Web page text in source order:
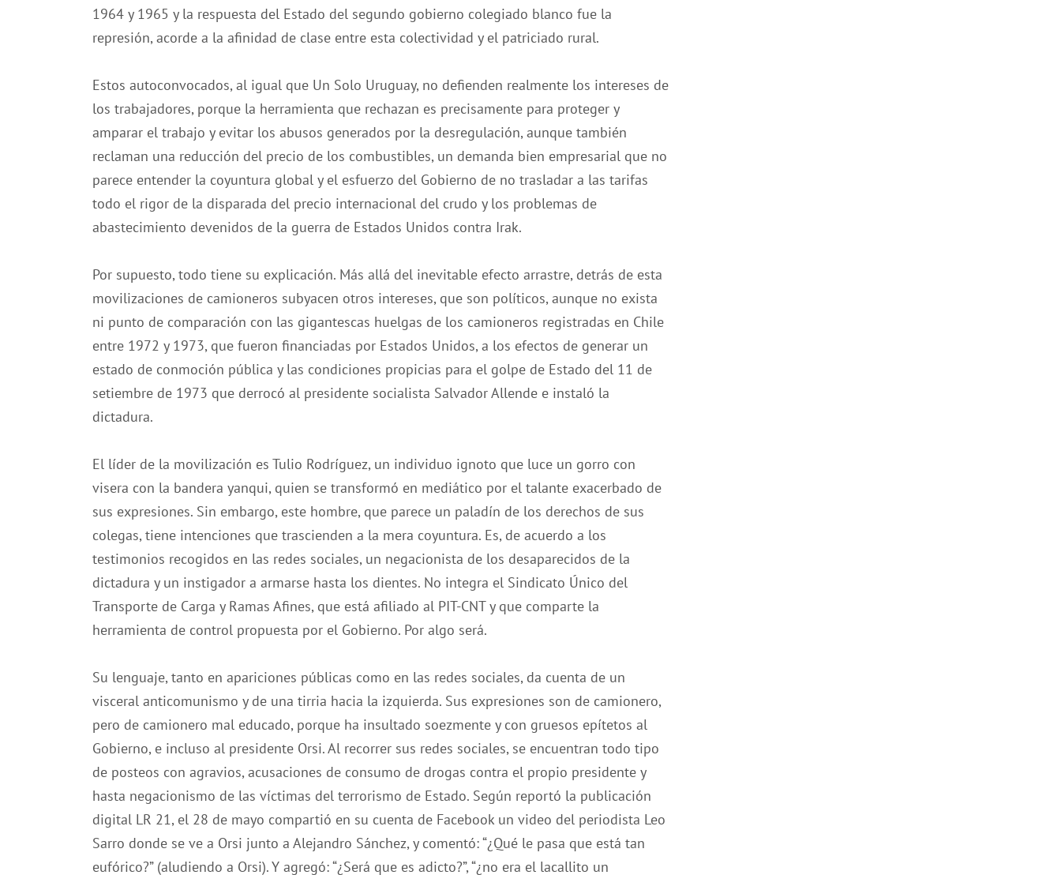
1964 y 1965 y la respuesta del Estado del segundo gobierno colegiado blanco fue la
represión, acorde a la afinidad de clase entre esta colectividad y el patriciado rural.
Estos autoconvocados, al igual que Un Solo Uruguay, no defienden realmente los intereses de
los trabajadores, porque la herramienta que rechazan es precisamente para proteger y
amparar el trabajo y evitar los abusos generados por la desregulación, aunque también
reclaman una reducción del precio de los combustibles, un demanda bien empresarial que no
parece entender la coyuntura global y el esfuerzo del Gobierno de no trasladar a las tarifas
todo el rigor de la disparada del precio internacional del crudo y los problemas de
abastecimiento devenidos de la guerra de Estados Unidos contra Irak.
Por supuesto, todo tiene su explicación. Más allá del inevitable efecto arrastre, detrás de esta
movilizaciones de camioneros subyacen otros intereses, que son políticos, aunque no exista
ni punto de comparación con las gigantescas huelgas de los camioneros registradas en Chile
entre 1972 y 1973, que fueron financiadas por Estados Unidos, a los efectos de generar un
estado de conmoción pública y las condiciones propicias para el golpe de Estado del 11 de
setiembre de 1973 que derrocó al presidente socialista Salvador Allende e instaló la
dictadura.
El líder de la movilización es Tulio Rodríguez, un individuo ignoto que luce un gorro con
visera con la bandera yanqui, quien se transformó en mediático por el talante exacerbado de
sus expresiones. Sin embargo, este hombre, que parece un paladín de los derechos de sus
colegas, tiene intenciones que trascienden a la mera coyuntura. Es, de acuerdo a los
testimonios recogidos en las redes sociales, un negacionista de los desaparecidos de la
dictadura y un instigador a armarse hasta los dientes. No integra el Sindicato Único del
Transporte de Carga y Ramas Afines, que está afiliado al PIT-CNT y que comparte la
herramienta de control propuesta por el Gobierno. Por algo será.
Su lenguaje, tanto en apariciones públicas como en las redes sociales, da cuenta de un
visceral anticomunismo y de una tirria hacia la izquierda. Sus expresiones son de camionero,
pero de camionero mal educado, porque ha insultado soezmente y con gruesos epítetos al
Gobierno, e incluso al presidente Orsi. Al recorrer sus redes sociales, se encuentran todo tipo
de posteos con agravios, acusaciones de consumo de drogas contra el propio presidente y
hasta negacionismo de las víctimas del terrorismo de Estado. Según reportó la publicación
digital LR 21, el 28 de mayo compartió en su cuenta de Facebook un video del periodista Leo
Sarro donde se ve a Orsi junto a Alejandro Sánchez, y comentó: “¿Qué le pasa que está tan
eufórico?” (aludiendo a Orsi). Y agregó: “¿Será que es adicto?”, “¿no era el lacallito un